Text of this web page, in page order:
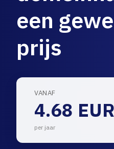
een
prijs
VANAF
4.68 EUR
per jaar